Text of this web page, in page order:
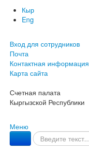
Кыр
Eng
Вход для сотрудников
Почта
Контактная информация
Карта сайта
Счетная палата
Кыргызской Республики
Меню